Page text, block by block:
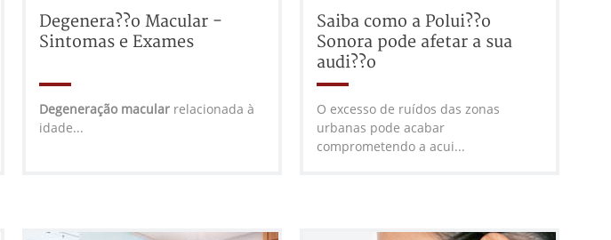
Degenera??o Macular -
Sintomas e Exames
Degeneração macular relacionada à
idade...
Saiba como a Polui??o
Sonora pode afetar a sua
audi??o
O excesso de ruídos das zonas
urbanas pode acabar
comprometendo a acui...